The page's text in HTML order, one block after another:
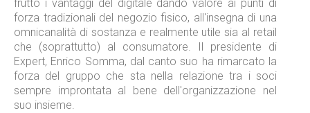
frutto i vantaggi del digitale dando valore ai punti di
forza tradizionali del negozio fisico, all'insegna di una
omnicanalità di sostanza e realmente utile sia al retail
che (soprattutto) al consumatore. Il presidente di
Expert, Enrico Somma, dal canto suo ha rimarcato la
forza del gruppo che sta nella relazione tra i soci
sempre improntata al bene dell'organizzazione nel
suo insieme.